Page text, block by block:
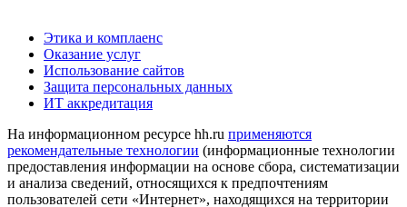
Этика и комплаенс
Оказание услуг
Использование сайтов
Защита персональных данных
ИТ аккредитация
На информационном ресурсе hh.ru применяются
рекомендательные технологии (информационные технологии
предоставления информации на основе сбора, систематизации
и анализа сведений, относящихся к предпочтениям
пользователей сети «Интернет», находящихся на территории